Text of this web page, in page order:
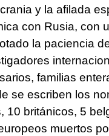
y la afilada
con Rusia, con
la paciencia
familias
se escriben los
10 británicos, 5
muertos